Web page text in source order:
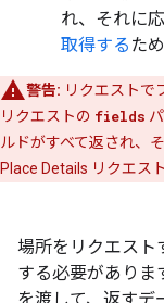
れ、それに
取得する た
警告: リクエストで
リクエストの fields
ルドがすべて返され、
Place Details リクエス
場所をリクエスト
する必要がありま